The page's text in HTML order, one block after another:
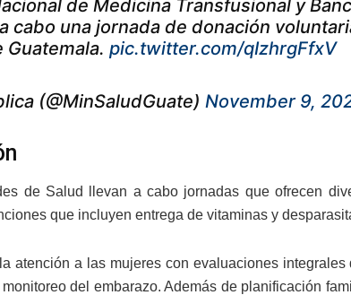
de Medicina Transfusional y
cabo una jornada de donación
Guatemala. pic.twitter.com/qIzhrgFfxV
(@MinSaludGuate) November 9,
de Salud llevan a cabo jornadas que ofrecen
que incluyen entrega de vitaminas y
atención a las mujeres con evaluaciones
del embarazo. Además de planificación